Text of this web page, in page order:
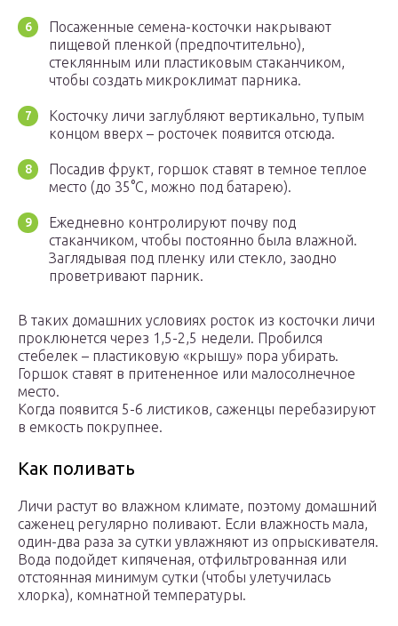
Посаженные семена-косточки накрывают
пищевой пленкой (предпочтительно),
стеклянным или пластиковым стаканчиком,
чтобы создать микроклимат парника.
Косточку личи заглубляют вертикально, тупым
концом вверх – росточек появится отсюда.
Посадив фрукт, горшок ставят в темное теплое
место (до 35°С, можно под батарею).
Ежедневно контролируют почву под
стаканчиком, чтобы постоянно была влажной.
Заглядывая под пленку или стекло, заодно
проветривают парник.
В таких домашних условиях росток из косточки личи
проклюнется через 1,5-2,5 недели. Пробился
стебелек – пластиковую «крышу» пора убирать.
Горшок ставят в притененное или малосолнечное
место.
Когда появится 5-6 листиков, саженцы перебазируют
в емкость покрупнее.
Как поливать
Личи растут во влажном климате, поэтому домашний
саженец регулярно поливают. Если влажность мала,
один-два раза за сутки увлажняют из опрыскивателя.
Вода подойдет кипяченая, отфильтрованная или
отстоянная минимум сутки (чтобы улетучилась
хлорка), комнатной температуры.